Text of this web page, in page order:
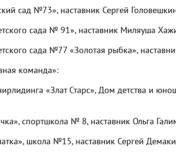
сад №73», наставник Сергей
сада № 91», наставник Миляуша
сада №77 «Золотая рыбка»,
команда»:
«Злат Старс», Дом детства и
спортшкола № 8, наставник Ольга
школа №15, наставник Сергей